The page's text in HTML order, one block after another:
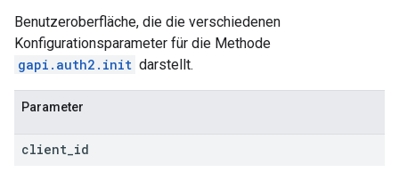
Benutzeroberfläche, die die verschiedenen
Konfigurationsparameter für die Methode
gapi.auth2.init darstellt.
Parameter
client id